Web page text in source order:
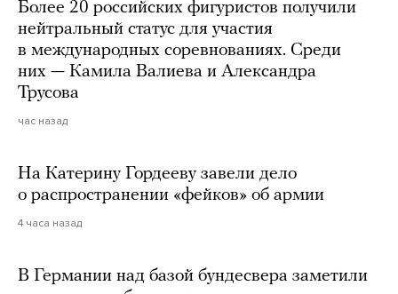
Более 20 российских фигуристов получили
нейтральный статус для участия
в международных соревнованиях. Среди
них — Камила Валиева и Александра
Трусова
час назад
На Катерину Гордееву завели дело
о распространении «фейков» об армии
4 часа назад
В Германии над базой бундесвера заметили